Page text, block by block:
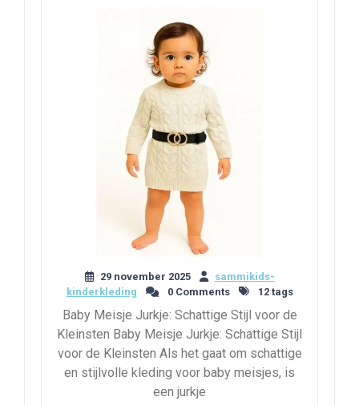
29 november 2025
sammikids-
kinderkleding
0 Comments 12 tags
Baby Meisje Jurkje: Schattige Stijl voor de
Kleinsten Baby Meisje Jurkje: Schattige Stijl
voor de Kleinsten Als het gaat om schattige
en stijlvolle kleding voor baby meisjes, is
een jurkje